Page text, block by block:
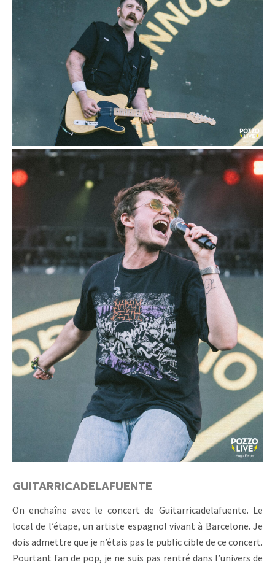
GUITARRICADELAFUENTE
On enchaîne avec le concert de Guitarricadelafuente. Le
local de l’étape, un artiste espagnol vivant à Barcelone. Je
dois admettre que je n’étais pas le public cible de ce concert.
Pourtant fan de pop, je ne suis pas rentré dans l’univers de